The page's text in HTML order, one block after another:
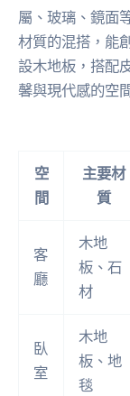
屬、玻璃、鏡面
材質的混搭，能
設木地板，搭配
馨與現代感的空
空
間
主要材
質
客
廳
木地
板、石
材
臥
室
木地
板、地
毯